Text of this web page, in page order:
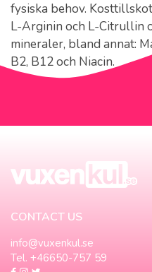
fysiska behov.
L-Arginin och L-Citrullin
mineraler, bland annat:
B2, B12 och Niacin.
CONTACT US
info@vuxenkul.se
Tel. +46650-757 59